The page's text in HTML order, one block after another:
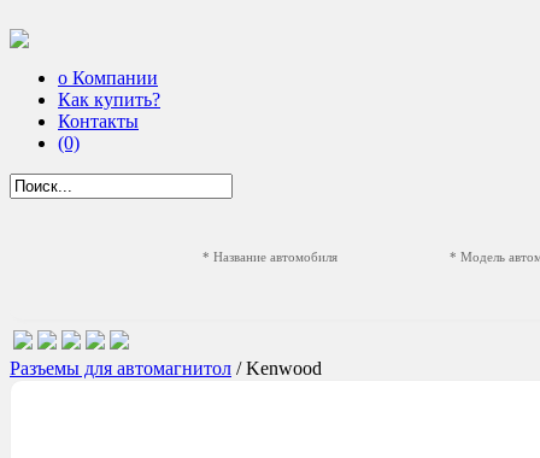
о Компании
Как купить?
Контакты
(0)
* Название автомобиля * Модель
Разъемы для автомагнитол / Kenwood